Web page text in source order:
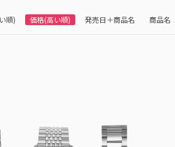
順) 価格(高い順) 発売日＋商品名 商品名